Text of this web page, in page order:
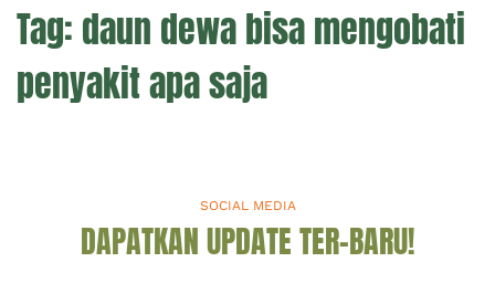
Tag: daun dewa bisa mengobati
penyakit apa saja
SOCIAL MEDIA
DAPATKAN UPDATE TER-BARU!